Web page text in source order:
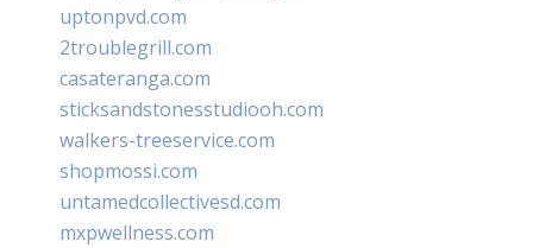
uptonpvd.com
2troublegrill.com
casateranga.com
sticksandstonesstudiooh.com
walkers-treeservice.com
shopmossi.com
untamedcollectivesd.com
mxpwellness.com